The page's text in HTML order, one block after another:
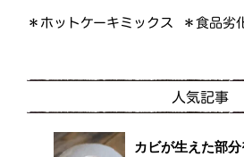
＊ホットケーキミックス ＊食品劣
人気記事
カビが生えた部